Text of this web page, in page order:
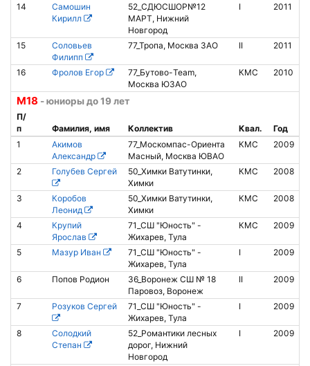
14
Самошин
Кирилл
52_СДЮСШОР№12
МАРТ, Нижний
Новгород
I 2011
15
Соловьев
Филипп
77_Тропа, Москва ЗАО II 2011
16 Фролов Егор
77_Бутово-Team,
Москва ЮЗАО
КМС 2010
М18 - юниоры до 19 лет
П/
п
Фамилия, имя Коллектив Квал. Год
1
Акимов
Александр
77_Москомпас-Ориента
Масный, Москва ЮВАО
КМС 2009
2 Голубев Сергей
50_Химки Ватутинки,
Химки
КМС 2008
3
Коробов
Леонид
50_Химки Ватутинки,
Химки
КМС 2008
4
Крупий
Ярослав
71_СШ "Юность" -
Жихарев, Тула
КМС 2009
5 Мазур Иван
71_СШ "Юность" -
Жихарев, Тула
I 2009
6 Попов Родион
36_Воронеж СШ № 18
Паровоз, Воронеж
II 2009
7 Розуков Сергей
71_СШ "Юность" -
Жихарев, Тула
I 2009
8
Солодкий
Степан
52_Романтики лесных
дорог, Нижний
Новгород
I 2009